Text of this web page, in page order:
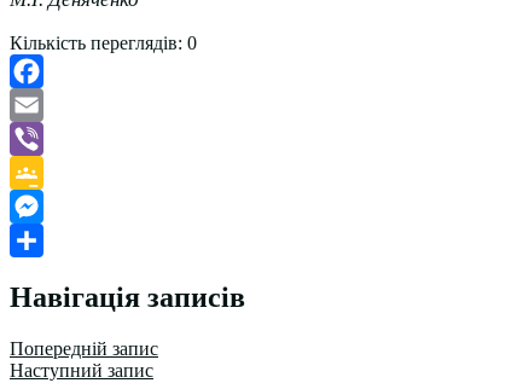
Кількість переглядів: 0
Facebook
Email
Viber
Google
Classroom
Messenger
Навігація записів
Попередній запис
Наступний запис